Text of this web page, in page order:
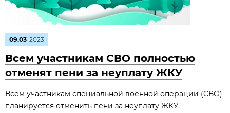
09.03 2023
Всем участникам СВО полностью
отменят пени за неуплату ЖКУ
Всем участникам специальной военной операции (СВО)
планируется отменить пени за неуплату ЖКУ.